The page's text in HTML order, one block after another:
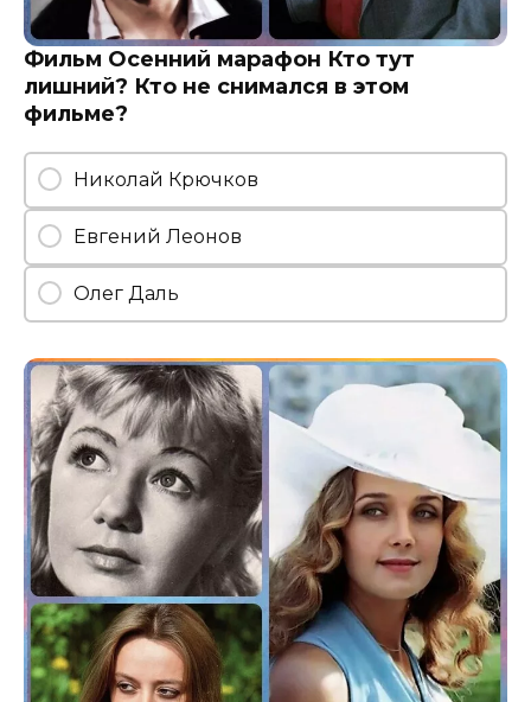
Фильм Осенний марафон Кто тут
лишний? Кто не снимался в этом
фильме?
Николай Крючков
Евгений Леонов
Олег Даль